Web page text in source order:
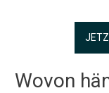
Wovon